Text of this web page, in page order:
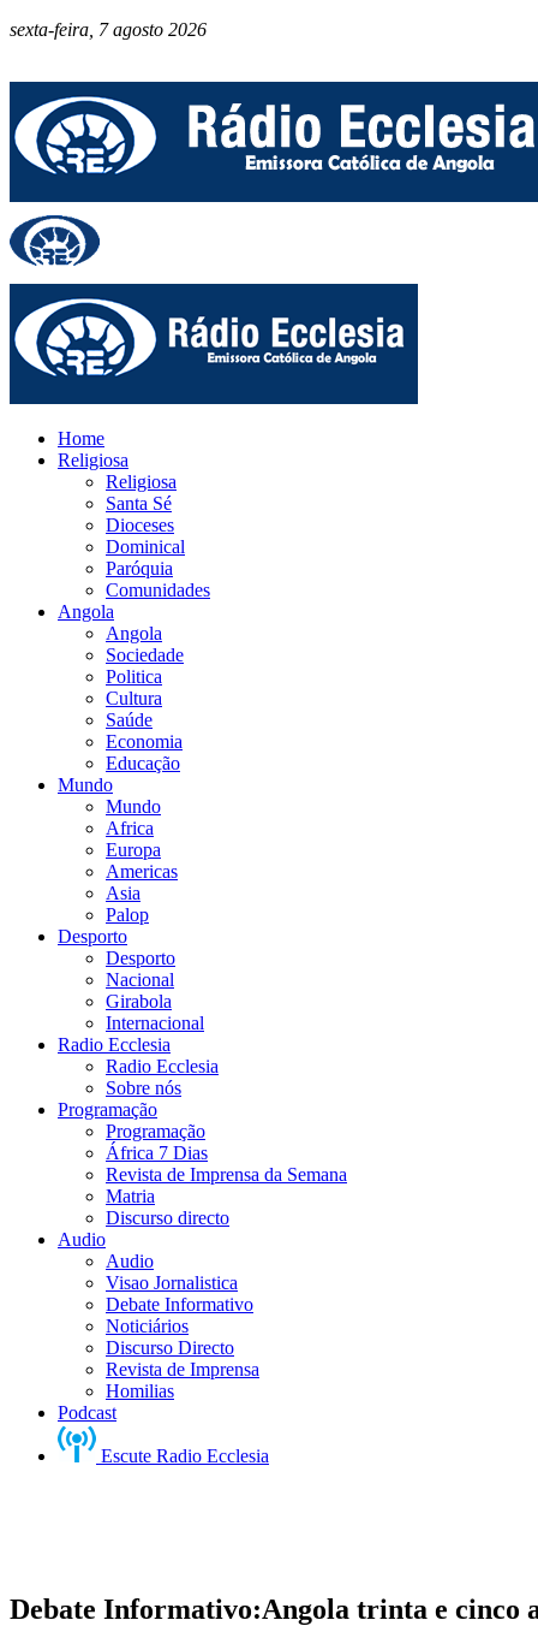
sexta-feira, 7 agosto 2026
Home
Religiosa
Religiosa
Santa Sé
Dioceses
Dominical
Paróquia
Comunidades
Angola
Angola
Sociedade
Politica
Cultura
Saúde
Economia
Educação
Mundo
Mundo
Africa
Europa
Americas
Asia
Palop
Desporto
Desporto
Nacional
Girabola
Internacional
Radio Ecclesia
Radio Ecclesia
Sobre nós
Programação
Programação
África 7 Dias
Revista de Imprensa da Semana
Matria
Discurso directo
Audio
Audio
Visao Jornalistica
Debate Informativo
Noticiários
Discurso Directo
Revista de Imprensa
Homilias
Podcast
Escute Radio Ecclesia
Debate Informativo:Angola trinta e cinco